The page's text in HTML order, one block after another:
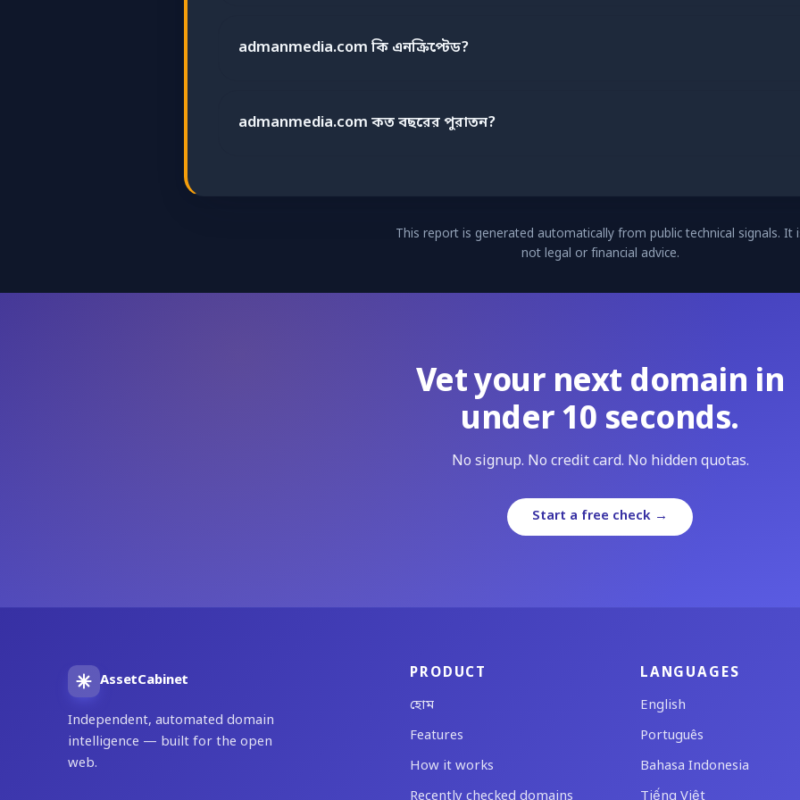
admanmedia.com কি এনক্রিপ্টেড?
admanmedia.com কত বছরের পুরাতন?
This report is generated automatically from public technical signals. It
not legal or financial advice.
Vet your next domain in
under 10 seconds.
No signup. No credit card. No hidden quotas.
Start a free check →
AssetCabinet
Independent, automated domain
intelligence — built for the open
web.
PRODUCT
হোম
Features
How it works
LANGUAGES
English
Português
Bahasa Indonesia